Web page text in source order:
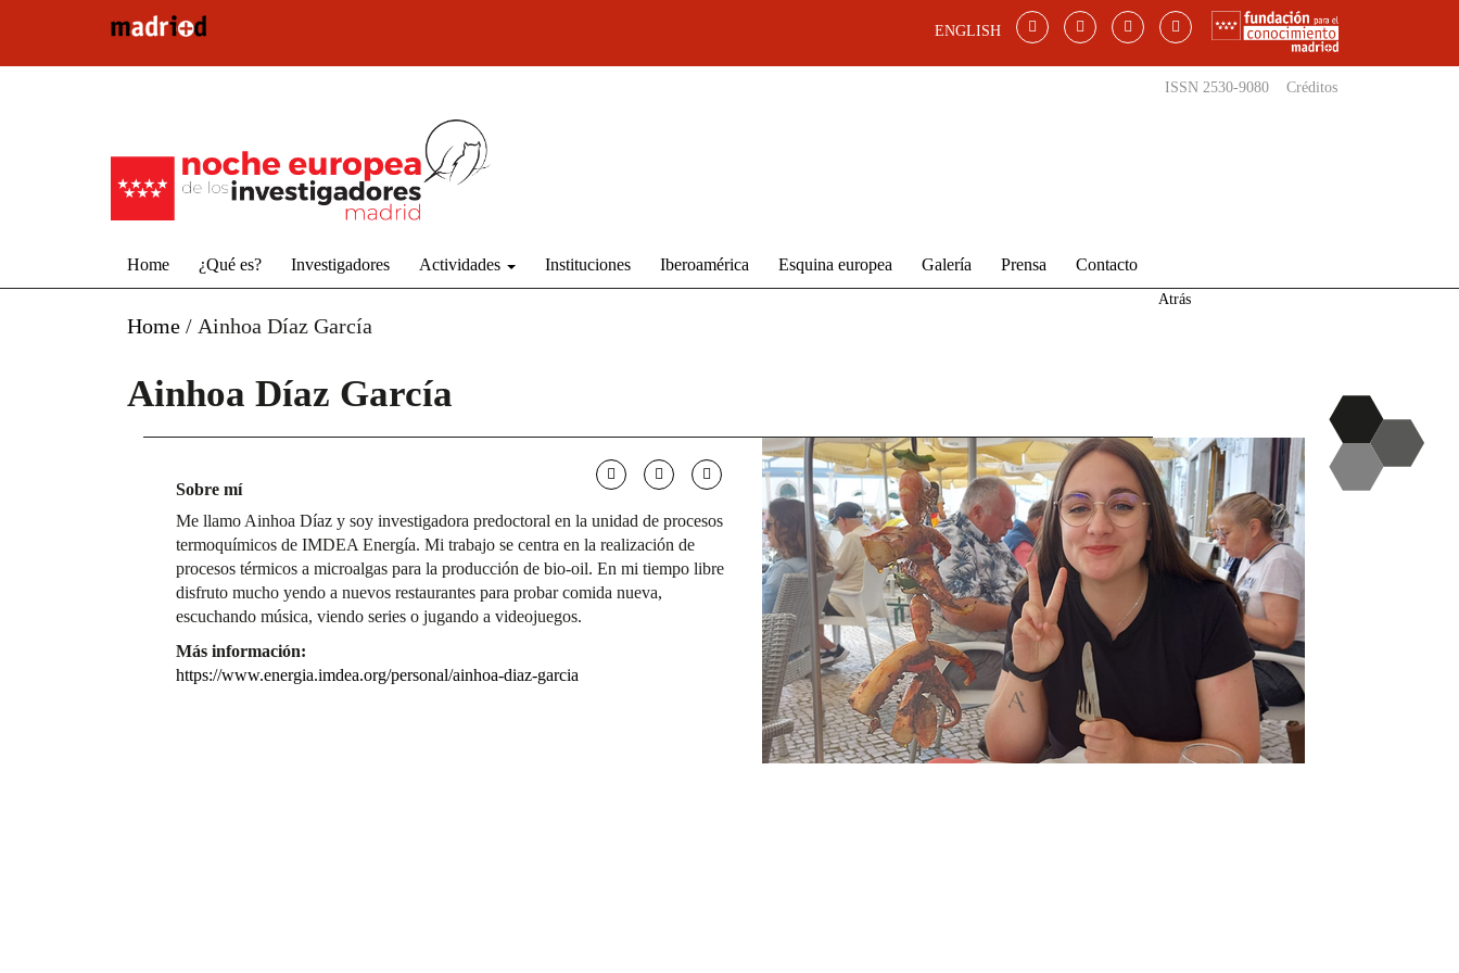
ENGLISH
ISSN 2530-9080 Créditos
Home ¿Qué es? Investigadores Actividades Instituciones Iberoamérica Esquina europea Galería Prensa Contacto
Home / Ainhoa Díaz García
Atrás
Ainhoa Díaz García
Sobre mí
Me llamo Ainhoa Díaz y soy investigadora predoctoral en la unidad de procesos
termoquímicos de IMDEA Energía. Mi trabajo se centra en la realización de
procesos térmicos a microalgas para la producción de bio-oil. En mi tiempo libre
disfruto mucho yendo a nuevos restaurantes para probar comida nueva,
escuchando música, viendo series o jugando a videojuegos.
Más información:
https://www.energia.imdea.org/personal/ainhoa-diaz-garcia